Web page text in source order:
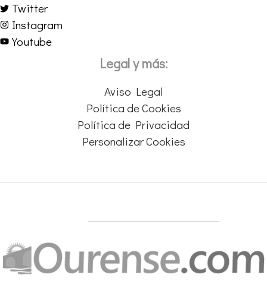
Twitter
Instagram
Youtube
Legal y más:
Aviso Legal
Política de Cookies
Política de Privacidad
Personalizar Cookies